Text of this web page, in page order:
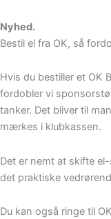
Nyhed.
Bestil el fra OK, så
Hvis du bestiller et OK
fordobler vi
tanker. Det bliver til
mærkes i klubkassen.
Det er nemt at skifte
det praktiske
Du kan også ringe til